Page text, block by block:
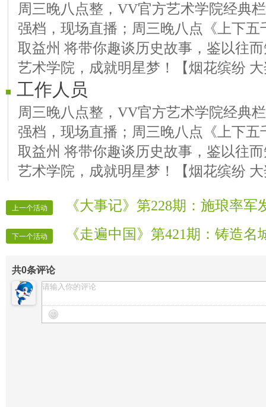
周三晚八点整，VV官方艺术学院经典
强档，现场直播；周三晚八点《上下五
取益州 将带你趣谈历史故事，鉴以往
艺术学院，成就明星梦！【烟花缤纷
工作人员
周三晚八点整，VV官方艺术学院经典
强档，现场直播；周三晚八点《上下五
取益州 将带你趣谈历史故事，鉴以往
艺术学院，成就明星梦！【烟花缤纷
上一个活动 《大事记》第228期：施琅率
下一个活动 《走遍中国》第421期：铸造名
共0条评论